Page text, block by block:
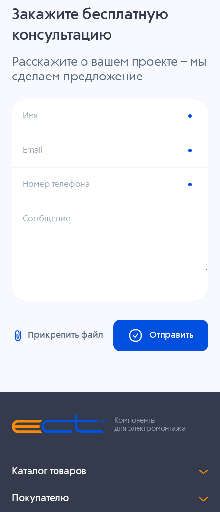
Закажите бесплатную
консультацию
Расскажите о вашем проекте – мы
сделаем предложение
Имя
Email
Номер телефона
Сообщение
Прикрепить файл Отправить
Компоненты
для электромонтажа
Каталог товаров
Покупателю